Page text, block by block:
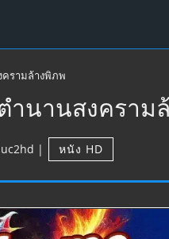
ครามล้างพิภพ
ำนานสงคราม
uc2hd | หนัง HD